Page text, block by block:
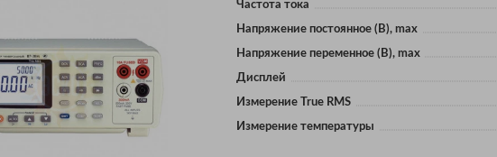
Частота тока
Напряжение постоянное (В), max
Напряжение переменное (В), max
Дисплей
Измерение True RMS
Измерение температуры